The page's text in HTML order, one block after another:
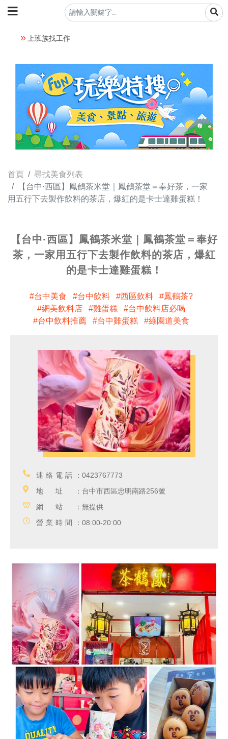
上班族找工作
首頁
尋找美食列表
【台中·西區】鳳鶴茶米堂｜鳳鶴茶堂＝奉好茶，一家
用五行下去製作飲料的茶店，爆紅的是卡士達雞蛋糕！
【台中·西區】鳳鶴茶米堂｜鳳鶴茶堂＝奉好
茶，一家用五行下去製作飲料的茶店，爆紅
的是卡士達雞蛋糕！
台中美食 台中飲料 西區飲料
鳳鶴茶?
網美飲料店
雞蛋糕
台中飲料店必喝
台中飲料推薦
台中雞蛋糕 綠園道美食
連絡電話： 0423767773
地址： 台中市西區忠明南路256號
網站： 無提供
營業時間： 08:00-20:00